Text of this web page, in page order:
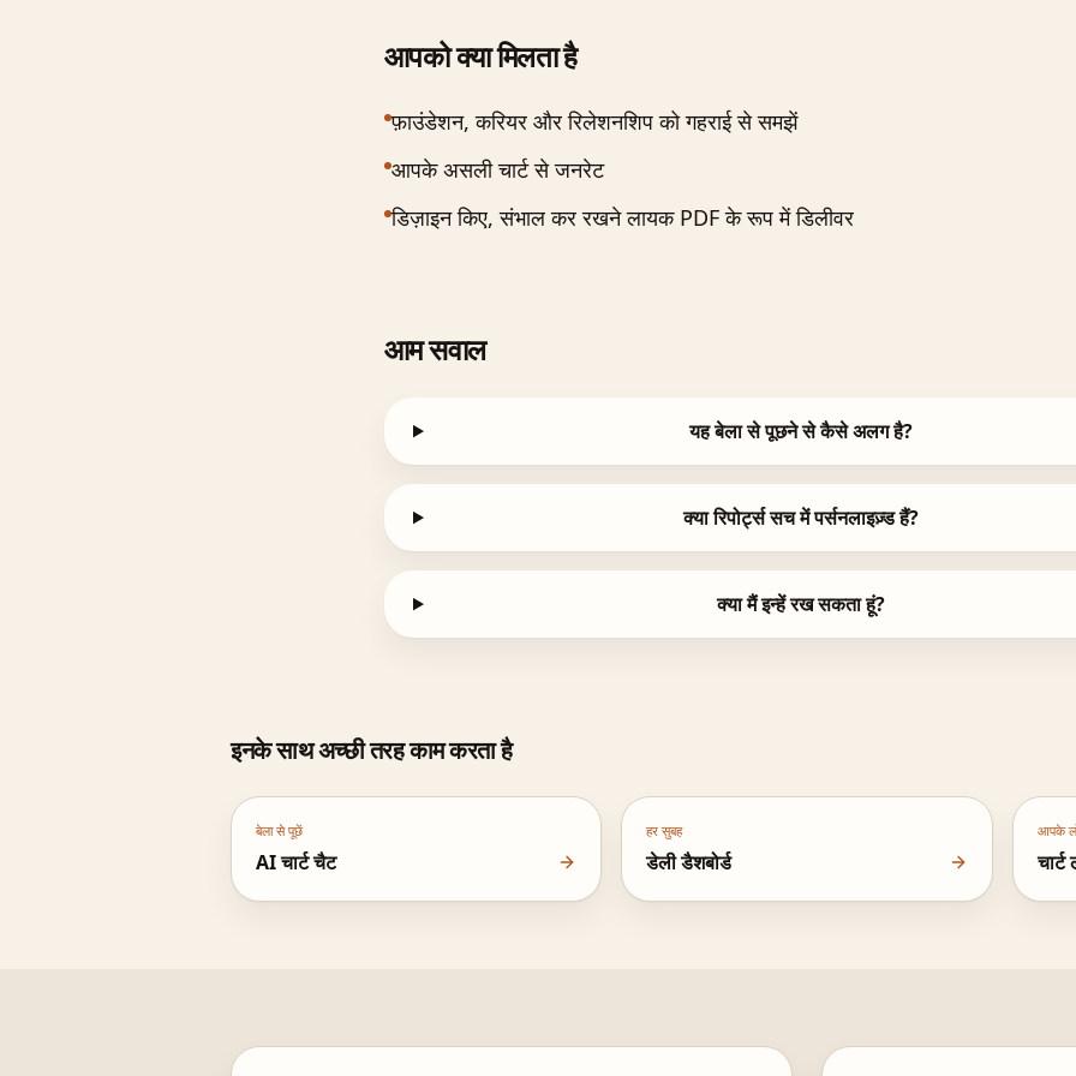
आपको क्या मिलता है
फ़ाउंडेशन, करियर और रिलेशनशिप को गहराई से समझें
आपके असली चार्ट से जनरेट
डिज़ाइन किए, संभाल कर रखने लायक PDF के रूप में डिलीवर
आम सवाल
यह बेला से पूछने से कैसे अलग है?
क्या रिपोर्ट्स सच में पर्सनलाइज़्ड हैं?
क्या मैं इन्हें रख सकता हूं?
इनके साथ अच्छी तरह काम करता है
बेला से पूछें
AI चार्ट चैट
हर सुबह
डेली डैशबोर्ड
आपके
चार्ट